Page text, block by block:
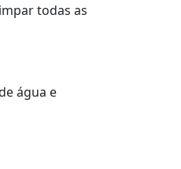
todas as
água e